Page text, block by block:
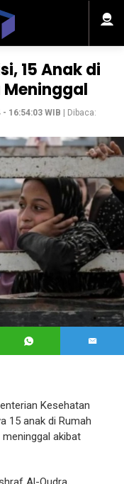
15 Anak di
Meninggal
16:54:03 WIB | Dibaca:
Kesehatan
15 anak di Rumah
akibat